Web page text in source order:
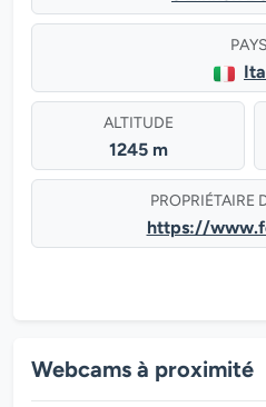
PAYS
ALTITUDE
1245 m
PROPRIÉTAIRE
https://
Webcams à proximité